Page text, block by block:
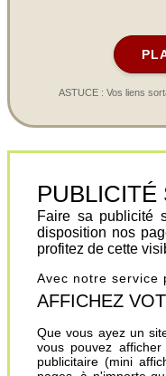
ASTUCE : Vos liens
PUBLICITÉ
Faire sa publicité
disposition nos
profitez de cette
Avec notre service
AFFICHEZ
Que vous ayez un
vous pouvez
publicitaire (mini